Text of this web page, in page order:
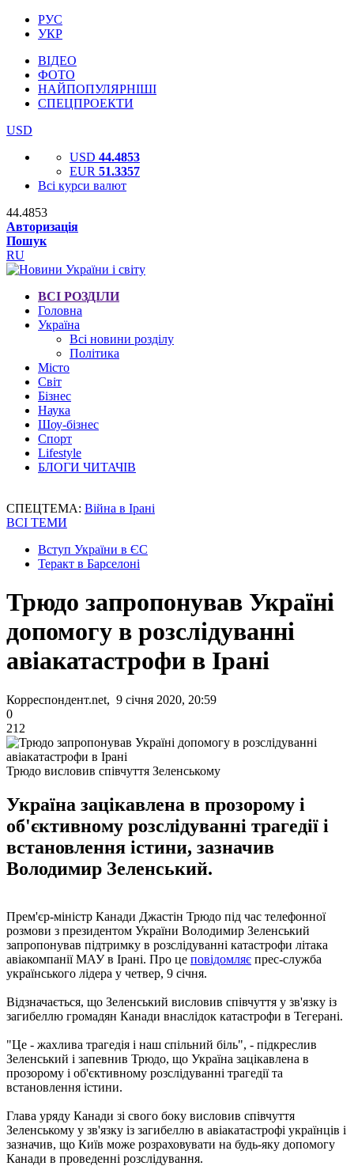
РУС
УКР
ВІДЕО
ФОТО
НАЙПОПУЛЯРНІШІ
СПЕЦПРОЕКТИ
USD
USD 44.4853
EUR 51.3357
Всі курси валют
44.4853
Авторизація
Пошук
RU
ВСІ РОЗДІЛИ
Головна
Україна
Всі новини розділу
Політика
Місто
Світ
Бізнес
Наука
Шоу-бізнес
Спорт
Lifestyle
БЛОГИ ЧИТАЧІВ
СПЕЦТЕМА: Війна в Ірані
ВСІ ТЕМИ
Вступ України в ЄС
Теракт в Барселоні
Трюдо запропонував Україні
допомогу в розслідуванні
авіакатастрофи в Ірані
Корреспондент.net, 9 січня 2020, 20:59
0
212
Трюдо висловив співчуття Зеленському
Україна зацікавлена в прозорому і
об'єктивному розслідуванні трагедії і
встановлення істини, зазначив
Володимир Зеленський.
Прем'єр-міністр Канади Джастін Трюдо під час телефонної
розмови з президентом України Володимир Зеленський
запропонував підтримку в розслідуванні катастрофи літака
авіакомпанії МАУ в Ірані. Про це повідомляє прес-служба
українського лідера у четвер, 9 січня.
Відзначається, що Зеленський висловив співчуття у зв'язку із
загибеллю громадян Канади внаслідок катастрофи в Тегерані.
"Це - жахлива трагедія і наш спільний біль", - підкреслив
Зеленський і запевнив Трюдо, що Україна зацікавлена ​​в
прозорому і об'єктивному розслідуванні трагедії та
встановлення істини.
Глава уряду Канади зі свого боку висловив співчуття
Зеленському у зв'язку із загибеллю в авіакатастрофі українців і
зазначив, що Київ може розраховувати на будь-яку допомогу
Канади в проведенні розслідування.